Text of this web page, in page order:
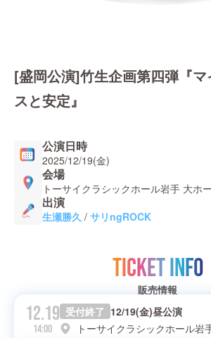
[盛岡公演]竹生企画第四弾『
スと安定』
公演日時
2025/12/19(金)
会場
トーサイクラシックホール岩手 大ホ
出演
生瀬勝久 / サリngROCK
TICKET INFO
販売情報
12.19
14:00
受付終了 12/19(金)昼公演
トーサイクラシックホール岩